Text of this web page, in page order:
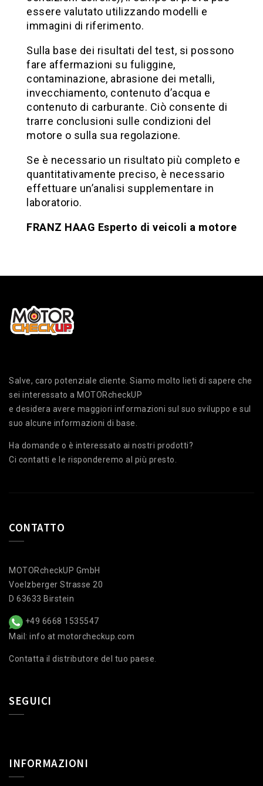
essere valutato utilizzando modelli e
immagini di riferimento.
Sulla base dei risultati del test, si possono
fare affermazioni su fuliggine,
contaminazione, abrasione dei metalli,
invecchiamento, contenuto d’acqua e
contenuto di carburante. Ciò consente di
trarre conclusioni sulle condizioni del
motore o sulla sua regolazione.
Se è necessario un risultato più completo e
quantitativamente preciso, è necessario
effettuare un’analisi supplementare in
laboratorio.
FRANZ HAAG Esperto di veicoli a motore
Salve, caro potenziale cliente. Siamo molto lieti di sapere che
sei interessato a MOTORcheckUP
e desidera avere maggiori informazioni sul suo sviluppo e sul
suo alcune informazioni di base.
Ha domande o è interessato ai nostri prodotti?
Ci contatti e le risponderemo al più presto.
CONTATTO
MOTORcheckUP GmbH
Voelzberger Strasse 20
D 63633 Birstein
+49 6668 1535547
Mail: info at motorcheckup.com
Contatta il distributore del tuo paese.
SEGUICI
INFORMAZIONI